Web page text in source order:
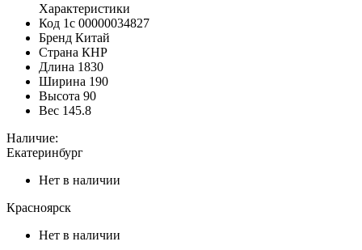
Характеристики
Код 1с 00000034827
Бренд Китай
Страна КНР
Длина 1830
Ширина 190
Высота 90
Вес 145.8
Наличие:
Екатеринбург
Нет в наличии
Красноярск
Нет в наличии